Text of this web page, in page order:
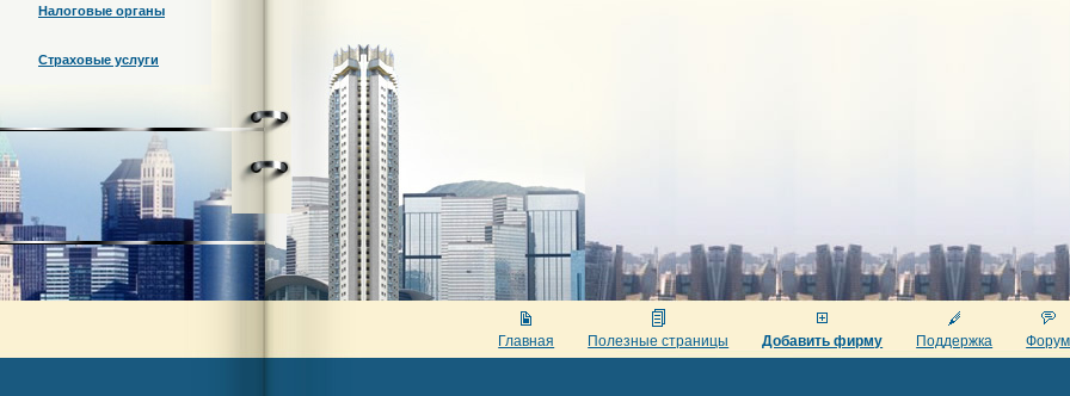
Налоговые органы
Страховые услуги
Главная Полезные страницы Добавить фирму Поддержка Форум